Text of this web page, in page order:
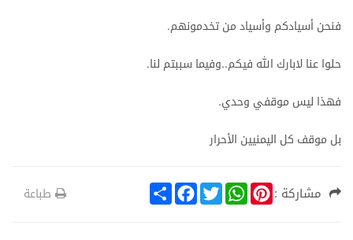
فنحنأسيادكم وأسيادمنتخدمونهم.
حلواعنالابارك الله فيكم..وفيما سببتم لنا.
فهذا ليس موقفي وحدي.
بل موقف كل اليمنيين الأحرار
مشاركة : S
h
F
a
T
w
W
h
P
i طباعة